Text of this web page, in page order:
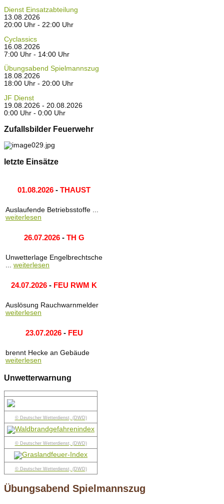
Dienst Einsatzabteilung
13.08.2026
20:00 Uhr - 22:00 Uhr
Cyclassics
16.08.2026
7:00 Uhr - 14:00 Uhr
Übungsabend Spielmannszug
18.08.2026
18:00 Uhr - 20:00 Uhr
JF Dienst
19.08.2026 - 20.08.2026
0:00 Uhr - 0:00 Uhr
Zufallsbilder Feuerwehr
letzte Einsätze
01.08.2026 - THAUST
Auslaufende Betriebsstoffe ...
weiterlesen
26.07.2026- TH G
Unwetterlage Engelbrechtsche
... weiterlesen
24.07.2026 - FEU RWM K
Auslösung Rauchwarnmelder
weiterlesen
23.07.2026- FEU
brennt Hecke an Gebäude
weiterlesen
Unwetterwarnung
© Deutscher Wetterdienst, (DWD)
© Deutscher Wetterdienst, (DWD)
© Deutscher Wetterdienst, (DWD)
Übungsabend Spielmannszug